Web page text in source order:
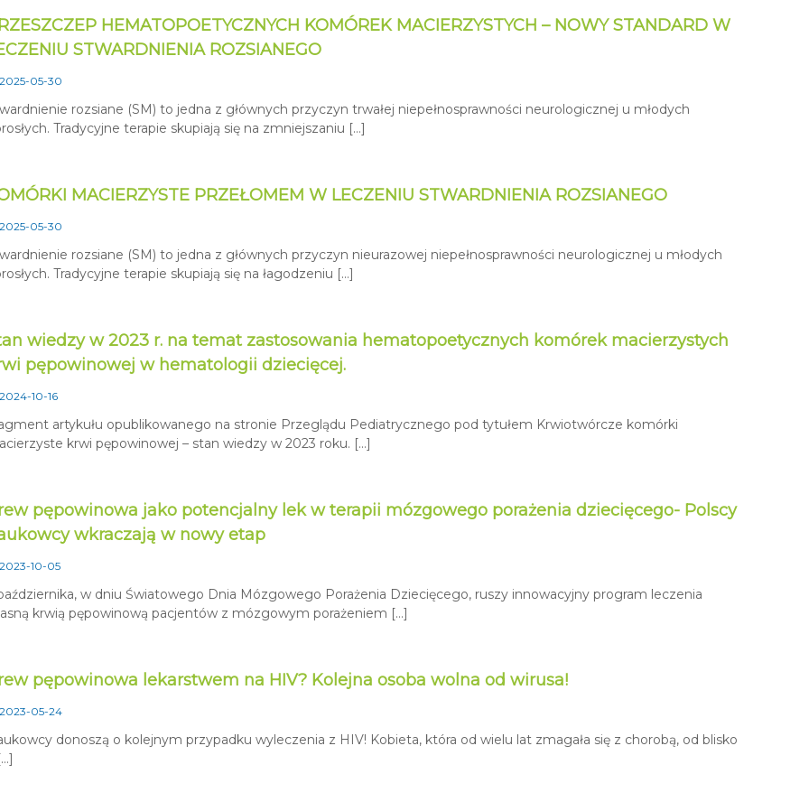
HEMATOPOETYCZNYCH KOMÓREK MACIERZYSTYCH – NOWY STANDARD W
STWARDNIENIA ROZSIANEGO
2025-05-30
rozsiane (SM) to jedna z głównych przyczyn trwałej niepełnosprawności neurologicznej u młodych
Tradycyjne terapie skupiają się na zmniejszaniu […]
MACIERZYSTE PRZEŁOMEM W LECZENIU STWARDNIENIA ROZSIANEGO
2025-05-30
rozsiane (SM) to jedna z głównych przyczyn nieurazowej niepełnosprawności neurologicznej u młodych
Tradycyjne terapie skupiają się na łagodzeniu […]
wiedzy w 2023 r. na temat zastosowania hematopoetycznych komórek macierzystych
pępowinowej w hematologii dziecięcej.
2024-10-16
artykułu opublikowanego na stronie Przeglądu Pediatrycznego pod tytułem Krwiotwórcze komórki
krwi pępowinowej – stan wiedzy w 2023 roku. […]
pępowinowa jako potencjalny lek w terapii mózgowego porażenia dziecięcego- Polscy
wkraczają w nowy etap
2023-10-05
w dniu Światowego Dnia Mózgowego Porażenia Dziecięcego, ruszy innowacyjny program leczenia
krwią pępowinową pacjentów z mózgowym porażeniem […]
pępowinowa lekarstwem na HIV? Kolejna osoba wolna od wirusa!
2023-05-24
donoszą o kolejnym przypadku wyleczenia z HIV! Kobieta, która od wielu lat zmagała się z chorobą, od blisko